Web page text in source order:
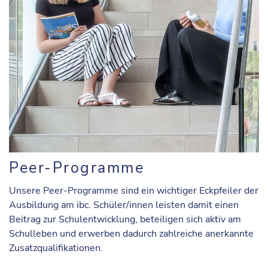
Peer-Programme
Unsere Peer-Programme sind ein wichtiger Eckpfeiler der
Ausbildung am ibc. Schüler/innen leisten damit einen
Beitrag zur Schulentwicklung, beteiligen sich aktiv am
Schulleben und erwerben dadurch zahlreiche anerkannte
Zusatzqualifikationen.